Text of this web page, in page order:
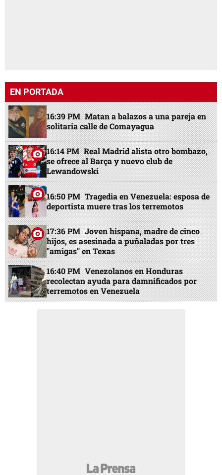
EN PORTADA
16:39 PM Matan a balazos a una pareja en
solitaria calle de Comayagua
16:14 PM Real Madrid alista otro bombazo,
se ofrece al Barça y nuevo club de
Lewandowski
16:50 PM Tragedia en Venezuela: esposa de
deportista muere tras los terremotos
17:36 PM Joven hispana, madre de cinco
hijos, es asesinada a puñaladas por tres
"amigas" en Texas
16:40 PM Venezolanos en Honduras
recolectan ayuda para damnificados por
terremotos en Venezuela